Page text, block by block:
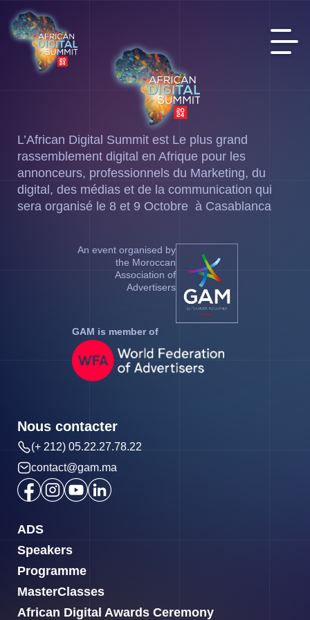
L’African Digital Summit est Le plus grand
rassemblement digital en Afrique pour les
annonceurs, professionnels du Marketing, du
digital, des médias et de la communication qui
sera organisé le 8 et 9 Octobre à Casablanca
An event organised by
the Moroccan
Association of
Advertisers
GAM is member of
ADS
Speakers
Programme
MasterClasses
African Digital Awards Ceremony
Nous contacter
(+ 212) 05.22.27.78.22
contact@gam.ma